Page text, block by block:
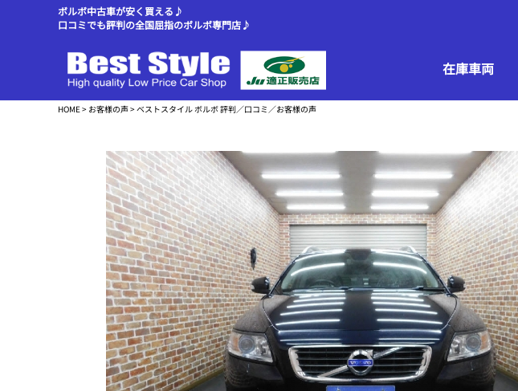
ボルボ中古車が安く買える♪
口コミでも評判の全国屈指のボルボ専門店♪
在庫車両
HOME> お客様の声> ベストスタイル ボルボ 評判／口コミ／お客様の声